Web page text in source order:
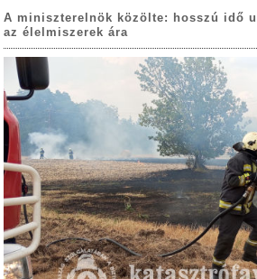
A miniszterelnök közölte: hosszú idő
az élelmiszerek ára